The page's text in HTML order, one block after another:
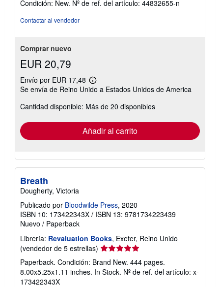
vendedor:
Condición: New. Nº de ref. del artículo: 44832655-n
Contactar al vendedor
Comprar nuevo
EUR 20,79
Envío por EUR 17,48
Más
información
las
envío
Se envía de Reino Unido a Estados Unidos de America
Cantidad disponible: Más de 20 disponibles
Añadir al carrito
Breath
Dougherty, Victoria
Publicado por Bloodwilde Press, 2020
ISBN 10: 173422343X / ISBN 13: 9781734223439
Nuevo / Paperback
Librería: Revaluation Books, Exeter, Reino Unido
(vendedor de 5 estrellas) Calificación
vendedor:
5
Paperback. Condición: Brand New. 444 pages.
8.00x5.25x1.11 inches. In Stock. Nº de ref. del artículo: x-
173422343X